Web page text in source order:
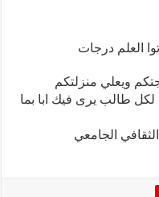
العلم درجات
ويعلي منزلتكم
لكل طالب يرى فيك ابا بما
الجامعي